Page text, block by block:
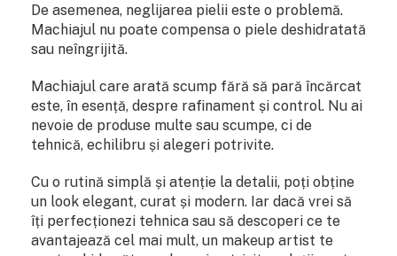
De asemenea, neglijarea pielii este o problemă.
Machiajul nu poate compensa o piele deshidratată
sau neîngrijită.
Machiajul care arată scump fără să pară încărcat
este, în esență, despre rafinament și control. Nu ai
nevoie de produse multe sau scumpe, ci de
tehnică, echilibru și alegeri potrivite.
Cu o rutină simplă și atenție la detalii, poți obține
un look elegant, curat și modern. Iar dacă vrei să
îți perfecționezi tehnica sau să descoperi ce te
avantajează cel mai mult, un makeup artist te